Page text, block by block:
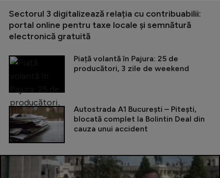
Sectorul 3 digitalizează relația cu contribuabilii:
portal online pentru taxe locale și semnătură
electronică gratuită
Piață volantă în Pajura: 25 de
producători, 3 zile de weekend
Autostrada A1 București – Pitești,
blocată complet la Bolintin Deal din
cauza unui accident